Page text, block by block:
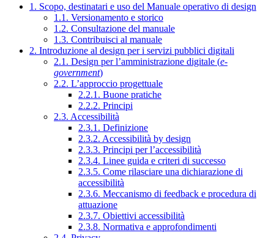
1. Scopo, destinatari e uso del Manuale operativo di design
1.1. Versionamento e storico
1.2. Consultazione del manuale
1.3. Contribuisci al manuale
2. Introduzione al design per i servizi pubblici digitali
2.1. Design per l’amministrazione digitale (e-
government)
2.2. L’approccio progettuale
2.2.1. Buone pratiche
2.2.2. Principi
2.3. Accessibilità
2.3.1. Definizione
2.3.2. Accessibilità by design
2.3.3. Principi per l’accessibilità
2.3.4. Linee guida e criteri di successo
2.3.5. Come rilasciare una dichiarazione di
accessibilità
2.3.6. Meccanismo di feedback e procedura di
attuazione
2.3.7. Obiettivi accessibilità
2.3.8. Normativa e approfondimenti